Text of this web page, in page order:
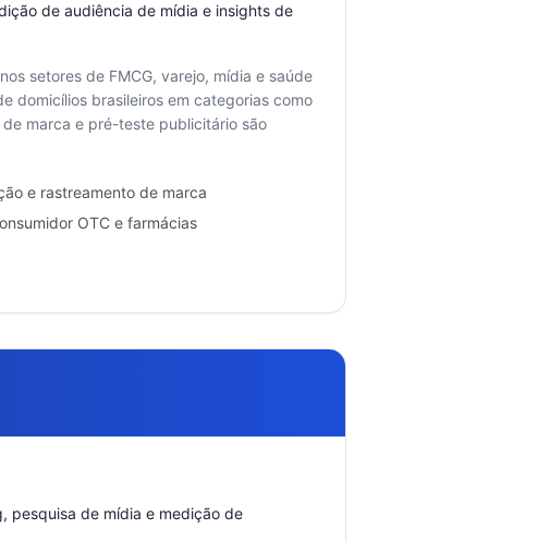
de audiência de mídia e insights de
setores de FMCG, varejo, mídia e saúde
domicílios brasileiros em categorias como
marca e pré-teste publicitário são
e rastreamento de marca
OTC e farmácias
pesquisa de mídia e medição de